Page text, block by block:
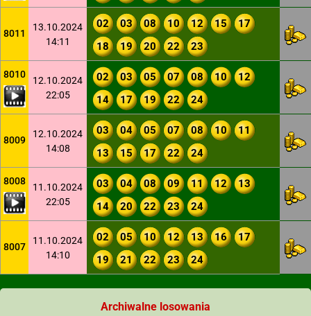
8011
13.10.2024
14:11
02 03 08 10 12 15
17
18
19 20 22 23
8010
12.10.2024
22:05
02 03 05 07 08 10
12
14
17 19 22 24
8009
12.10.2024
14:08
03 04 05 07 08 10
11
13
15 17 22 24
8008
11.10.2024
22:05
03 04 08 09 11 12
13
14
20 22 23 24
8007
11.10.2024
14:10
02 05 10 12 13 16
17
19
21 22 23 24
Archiwalne losowania